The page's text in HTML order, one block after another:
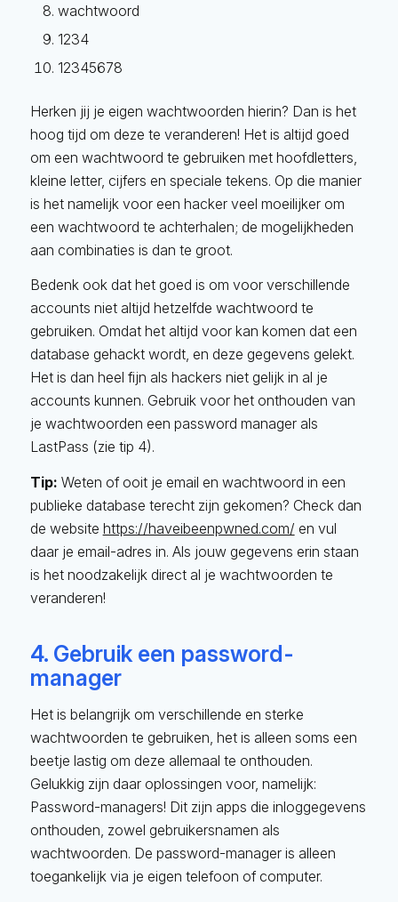
wachtwoord
1234
12345678
Herken jij je eigen wachtwoorden hierin? Dan is het
hoog tijd om deze te veranderen! Het is altijd goed
om een wachtwoord te gebruiken met hoofdletters,
kleine letter, cijfers en speciale tekens. Op die manier
is het namelijk voor een hacker veel moeilijker om
een wachtwoord te achterhalen; de mogelijkheden
aan combinaties is dan te groot.
Bedenk ook dat het goed is om voor verschillende
accounts niet altijd hetzelfde wachtwoord te
gebruiken. Omdat het altijd voor kan komen dat een
database gehackt wordt, en deze gegevens gelekt.
Het is dan heel fijn als hackers niet gelijk in al je
accounts kunnen. Gebruik voor het onthouden van
je wachtwoorden een password manager als
LastPass (zie tip 4).
Tip: Weten of ooit je email en wachtwoord in een
publieke database terecht zijn gekomen? Check dan
de website https://haveibeenpwned.com/ en vul
daar je email-adres in. Als jouw gegevens erin staan
is het noodzakelijk direct al je wachtwoorden te
veranderen!
4. Gebruik een password-
manager
Het is belangrijk om verschillende en sterke
wachtwoorden te gebruiken, het is alleen soms een
beetje lastig om deze allemaal te onthouden.
Gelukkig zijn daar oplossingen voor, namelijk:
Password-managers! Dit zijn apps die inloggegevens
onthouden, zowel gebruikersnamen als
wachtwoorden. De password-manager is alleen
toegankelijk via je eigen telefoon of computer.